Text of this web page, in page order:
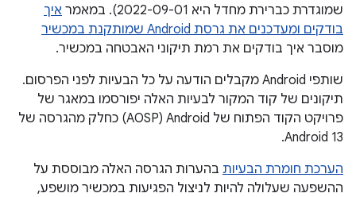
שמוגדרת כברירת מחדל היא 2022-09-01). במאמר
איך
בודקים ומעדכנים את גרסת Android שמותקנת במכשיר
מוסבר איך בודקים את רמת תיקוני האבטחה במכשיר.
שותפי Android מקבלים הודעה על כל הבעיות לפני הפרסום.
תיקונים של קוד המקור לבעיות האלה יפורסמו במאגר של
פרויקט הקוד הפתוח של Android ‏(AOSP) כחלק מהגרסה של
Android 13.
הערכת חומרת הבעיות בהערות הגרסה האלה מבוססת על
ההשפעה שעלולה להיות לניצול הפגיעות במכשיר מושפע,